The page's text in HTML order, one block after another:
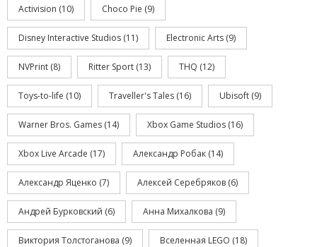
Activision (10) Choco Pie (9)
Disney Interactive Studios (11) Electronic Arts (9)
NVPrint (8) Ritter Sport (13) THQ (12)
Toys-to-life (10) Traveller's Tales (16) Ubisoft (9)
Warner Bros. Games (14) Xbox Game Studios (16)
Xbox Live Arcade (17) Александр Робак (14)
Александр Яценко (7) Алексей Серебряков (6)
Андрей Бурковский (6) Анна Михалкова (9)
Виктория Толстоганова (9) Вселенная LEGO (18)